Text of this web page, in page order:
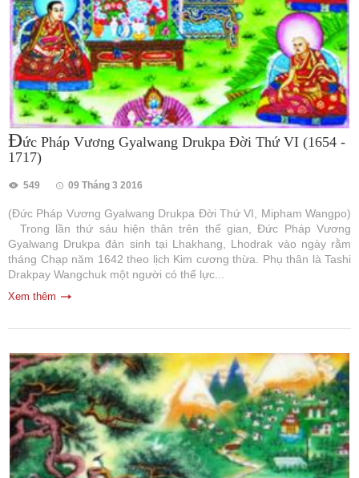
Đức Pháp Vương Gyalwang Drukpa Đời Thứ VI (1654 -
1717)
549 09 Tháng 3 2016
(Đức Pháp Vương Gyalwang Drukpa Đời Thứ VI, Mipham Wangpo)
Trong lần thứ sáu hiện thân trên thế gian, Đức Pháp Vương
Gyalwang Drukpa đản sinh tại Lhakhang, Lhodrak vào ngày rằm
tháng Chạp năm 1642 theo lịch Kim cương thừa. Phụ thân là Tashi
Drakpay Wangchuk một người có thế lực...
Xem thêm